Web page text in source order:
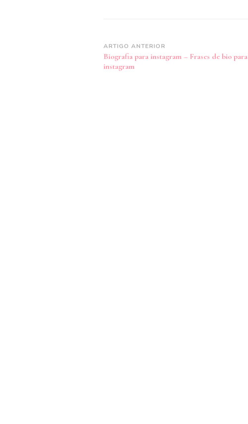
Navegação
de
post
ARTIGO ANTERIOR
Biografia para instagram – Frases de bio para
instagram